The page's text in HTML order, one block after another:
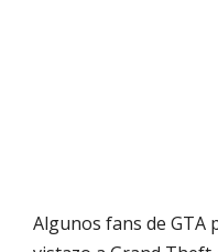
Algunos fans de